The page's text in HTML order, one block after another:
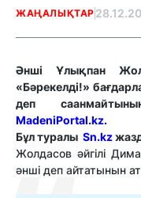
ЖАҢАЛЫҚТАР
Әнші Ұлықпан
«Бәрекелді!»
деп
MadeniPortal.kz.
Бұл туралы Sn.kz
Жолдасов әйгілі
әнші деп айтатынын